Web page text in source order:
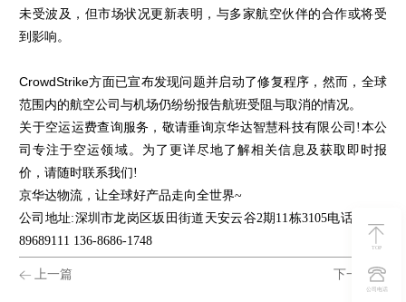
TOP
公司电话
未受波及，但市场状况更新表明，与多家航空伙伴的合作或将受
到影响。
CrowdStrike方面已宣布发现问题并启动了修复程序，然而，全球
范围内的航空公司与机场仍纷纷报告航班受阻与取消的情况。
​​​​​​​关于空运运费查询服务，敬请垂询京华达智慧科技有限公司!本公
司专注于空运领域。为了更详尽地了解相关信息及获取即时报
价，请随时联系我们!
京华达物流，让全球好产品走向全世界~
公司地址:深圳市龙岗区坂田街道天安云谷2期11栋3105电话:0755-
89689111 136-8686-1748
上一篇 下一篇